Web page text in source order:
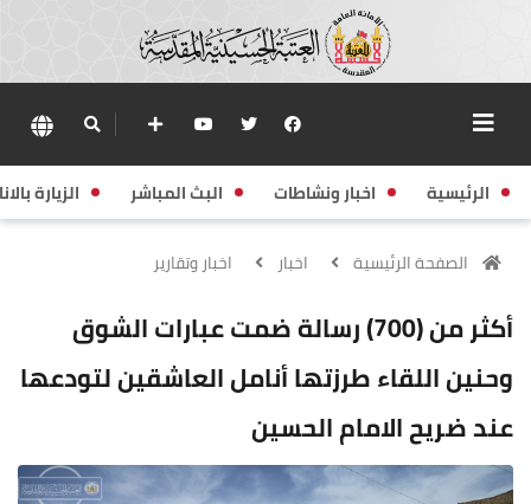
الرئيسية اخبار ونشاطات البث المباشر الزيارة
الصفحة الرئيسية اخبار اخبار وتقارير
أكثر من (700) رسالة ضمت عبارات الشوق
وحنين اللقاء طرزتها أنامل العاشقين لتودعها
عند ضريح الامام الحسين